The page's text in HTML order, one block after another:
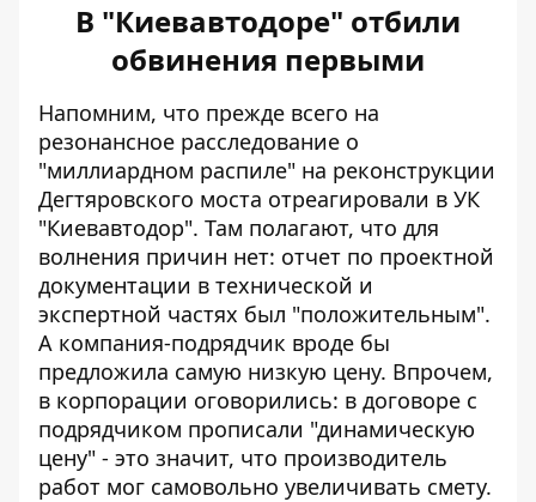
В "Киевавтодоре" отбили
обвинения первыми
Напомним, что прежде всего на
резонансное расследование о
"миллиардном распиле" на реконструкции
Дегтяровского моста отреагировали в УК
"Киевавтодор". Там полагают, что для
волнения причин нет: отчет по проектной
документации в технической и
экспертной частях был "положительным".
А компания-подрядчик вроде бы
предложила самую низкую цену. Впрочем,
в корпорации оговорились: в договоре с
подрядчиком прописали "динамическую
цену" - это значит, что производитель
работ мог самовольно увеличивать смету.